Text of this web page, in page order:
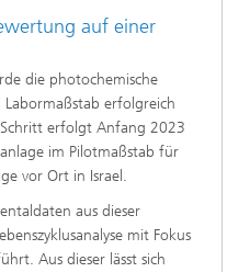
auf einer
die photochemische
erfolgreich
Schritt erfolgt Anfang 2023
im Pilotmaßstab für
vor Ort in Israel.
aus dieser
mit Fokus
Aus dieser lässt sich